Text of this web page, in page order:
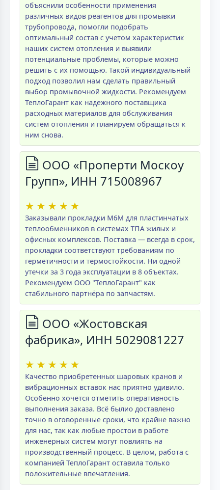
объяснили особенности применения
различных видов реагентов для промывки
трубопровода, помогли подобрать
оптимальный состав с учетом характеристик
наших систем отопления и выявили
потенциальные проблемы, которые можно
решить с их помощью. Такой индивидуальный
подход позволил нам сделать правильный
выбор промывочной жидкости. Рекомендуем
ТеплоГарант как надежного поставщика
расходных материалов для обслуживания
систем отопления и планируем обращаться к
ним снова.
ООО «Проперти Москоу
Групп», ИНН 715008967
★ ★ ★ ★ ★
Заказывали прокладки M6M для пластинчатых
теплообменников в системах ТПА жилых и
офисных комплексов. Поставка — всегда в срок,
прокладки соответствуют требованиям по
герметичности и термостойкости. Ни одной
утечки за 3 года эксплуатации в 8 объектах.
Рекомендуем ООО "ТеплоГарант" как
стабильного партнёра по запчастям.
ООО «Жостовская
фабрика», ИНН 5029081227
★ ★ ★ ★ ★
Качество приобретенных шаровых кранов и
вибрационных вставок нас приятно удивило.
Особенно хочется отметить оперативность
выполнения заказа. Всё былио доставлено
точно в оговоренные сроки, что крайне важно
для нас, так как любые простои в работе
инженерных систем могут повлиять на
производственный процесс. В целом, работа с
компанией ТеплоГарант оставила только
положительные впечатления.